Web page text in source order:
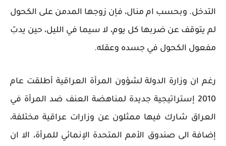
التدخل. وبحسب ام منال، فإن زوجها المدمن على الكحول
لم يتوقف عن ضربها كل يوم، لا سيما في الليل، حين يدبّ
مفعول الكحول في جسده وعقله.
رغم ان وزارة الدولة لشؤون المرأة العراقية أطلقت عام
2010 إستراتيجية جديدة لمناهضة العنف ضد المرأة في
العراق شارك فيها ممثلون عن وزارات عراقية مختلفة،
إضافة الى صندوق الأمم المتحدة الإنمائي للمرأة، الا ان